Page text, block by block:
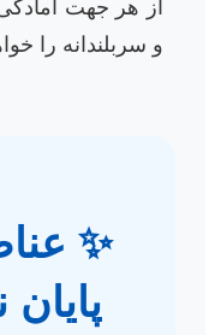
از هر جهت
و سربلندانه را
✨